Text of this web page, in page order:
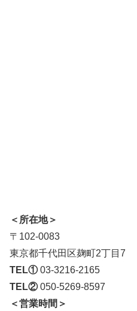
＜所在地＞
〒102-0083
東京都千代田区麹町2丁目7
TEL①03-3216-2165
TEL②050-5269-8597
＜営業時間＞